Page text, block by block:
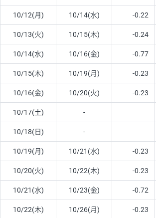
10/12(月) 10/14(水) -0.22
10/13(火) 10/15(木) -0.24
10/14(水) 10/16(金) -0.77
10/15(木) 10/19(月) -0.23
10/16(金) 10/20(火) -0.23
10/17(土) -
10/18(日) -
10/19(月) 10/21(水) -0.23
10/20(火) 10/22(木) -0.23
10/21(水) 10/23(金) -0.72
10/22(木) 10/26(月) -0.23